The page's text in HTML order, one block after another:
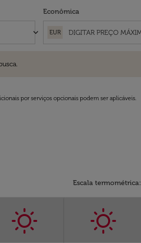
keyboard_arrow_down
Econômica
EUR
por serviços opcionais podem ser aplicáveis.
Escala termométrica: